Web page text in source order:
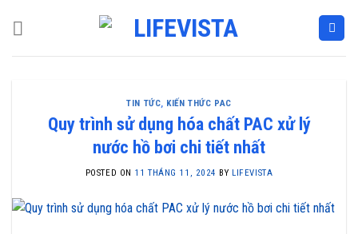
TIN TỨC, KIẾN THỨC PAC
Quy trình sử dụng hóa chất PAC xử lý
nước hồ bơi chi tiết nhất
POSTED ON 11 THÁNG 11, 2024 BY LIFEVISTA